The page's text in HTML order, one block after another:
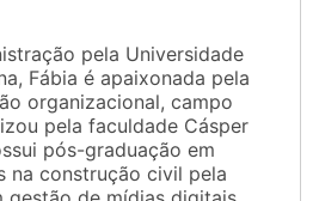
pela Universidade
Fábia é apaixonada pela
organizacional, campo
pela faculdade Cásper
pós-graduação em
na construção civil pela